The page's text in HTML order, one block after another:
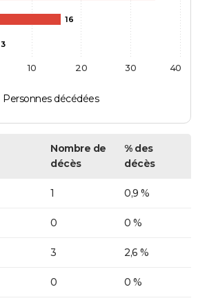
16
3
Personnes décédées
10 20 30 40
Nombre de
décès
% des
décès
1 0,9 %
0 0 %
3 2,6 %
0 0 %